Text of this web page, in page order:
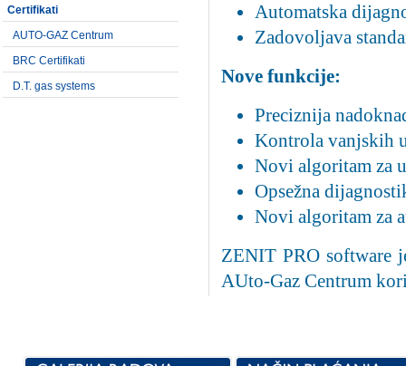
Certifikati
AUTO-GAZ Centrum
BRC Certifikati
D.T. gas systems
Automatska
Zadovoljava
Nove funkcije:
Preciznija
Kontrola vanjskih
Novi algoritam za
Opsežna
Novi algoritam za
ZENIT PRO software
AUto-Gaz Centrum